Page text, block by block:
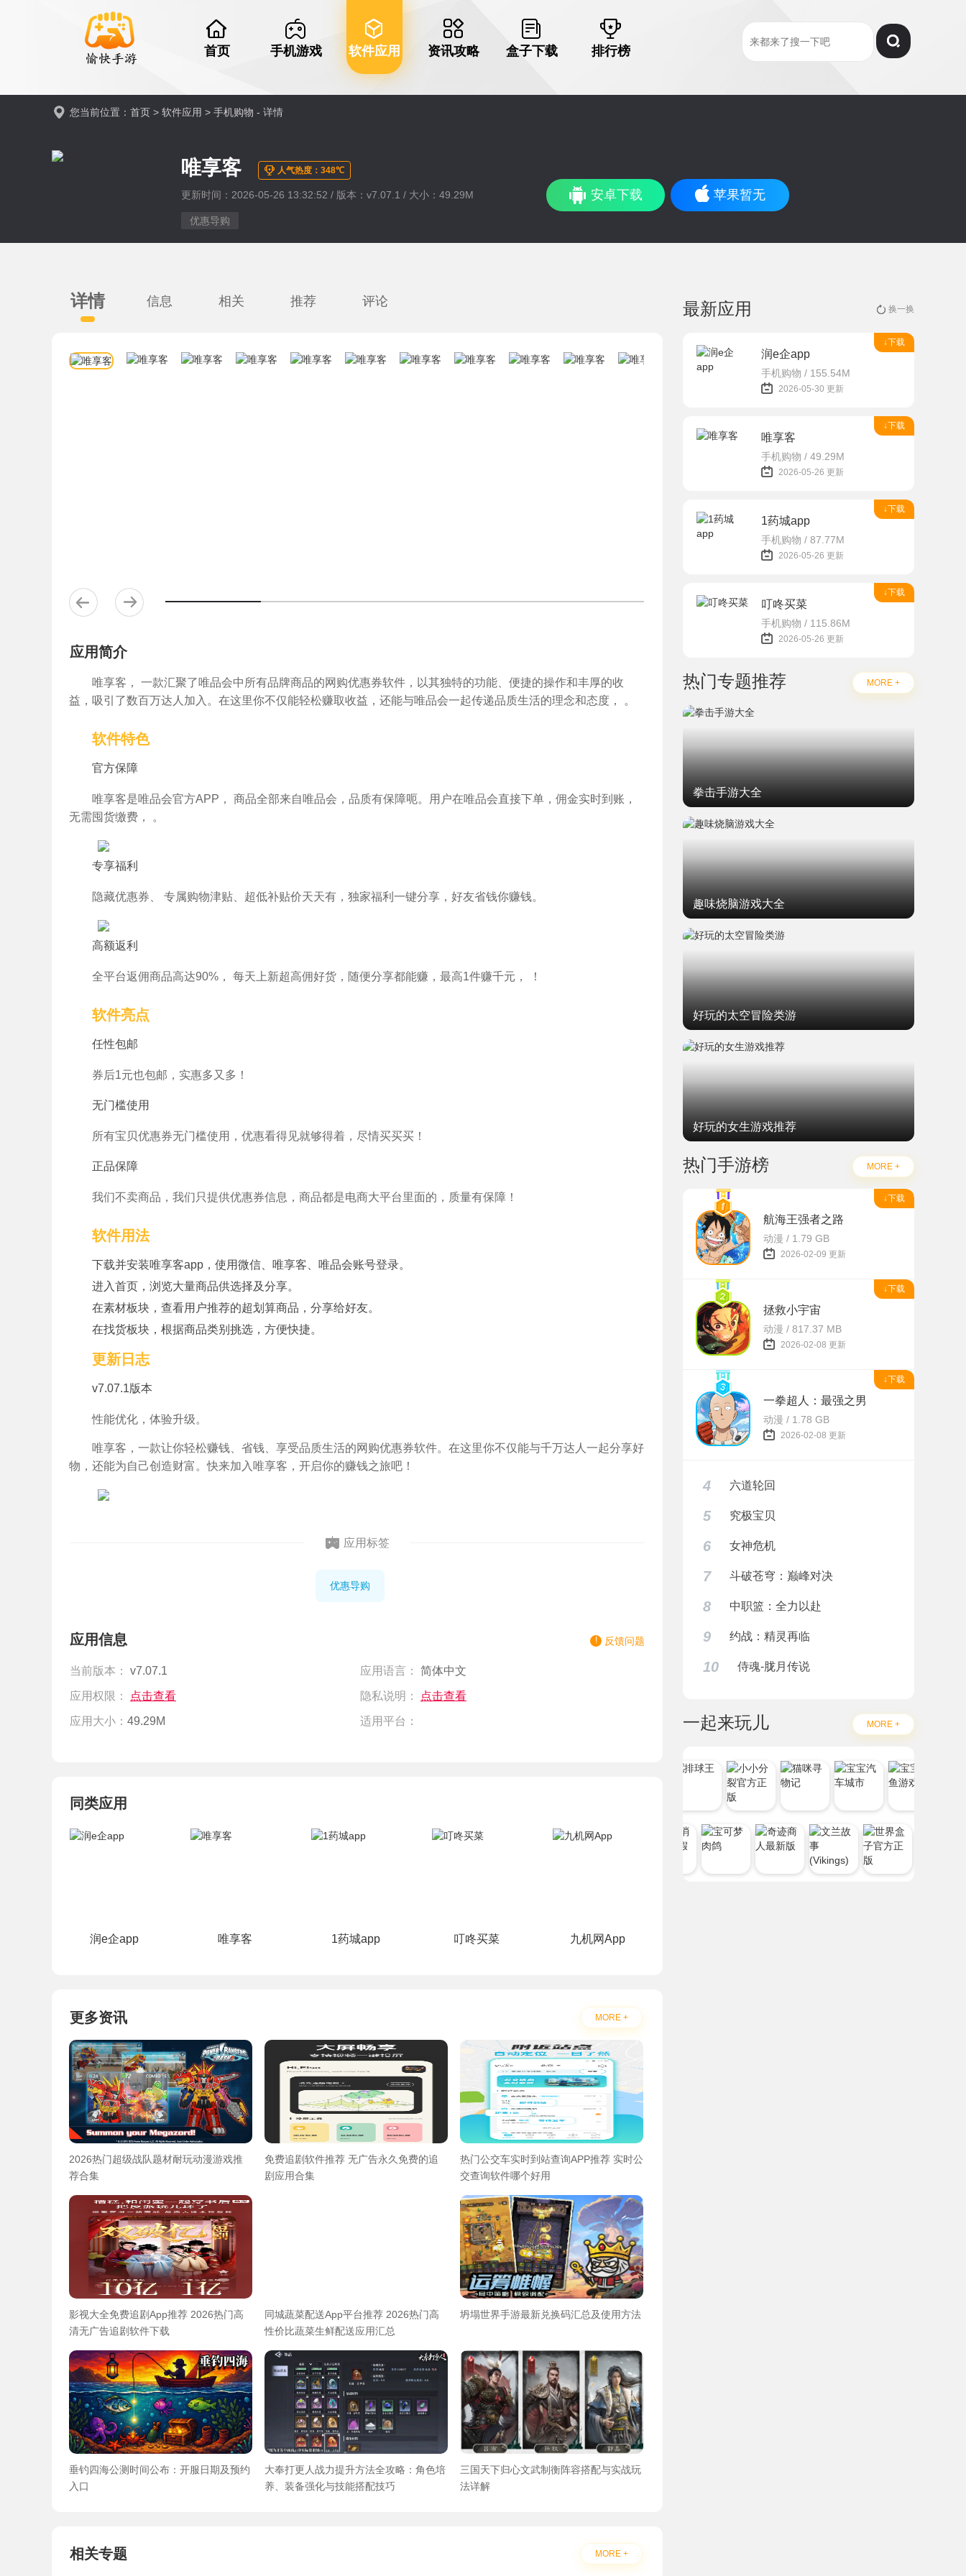
首页 手机游戏 软件应用 资讯攻略 盒子下载 排行榜
您当前位置： 首页 > 软件应用 > 手机购物 - 详情
唯享客 人气热度：348℃
更新时间：2026-05-26 13:32:52 / 版本：v7.07.1 / 大小：49.29M
优惠导购
安卓下载 苹果暂无
详情 信息 相关 推荐 评论
应用简介
唯享客， 一款汇聚了唯品会中所有品牌商品的网购优惠券软件，以其独特的功能、便捷的操作和丰厚的收
益，吸引了数百万达人加入。在这里你不仅能轻松赚取收益，还能与唯品会一起传递品质生活的理念和态度， 。
软件特色
官方保障
唯享客是唯品会官方APP， 商品全部来自唯品会，品质有保障呃。用户在唯品会直接下单，佣金实时到账，
无需囤货缴费， 。
专享福利
隐藏优惠券、 专属购物津贴、超低补贴价天天有，独家福利一键分享，好友省钱你赚钱。
高额返利
全平台返佣商品高达90%， 每天上新超高佣好货，随便分享都能赚，最高1件赚千元， ！
软件亮点
任性包邮
券后1元也包邮，实惠多又多！
无门槛使用
所有宝贝优惠券无门槛使用，优惠看得见就够得着，尽情买买买！
正品保障
我们不卖商品，我们只提供优惠券信息，商品都是电商大平台里面的，质量有保障！
软件用法
下载并安装唯享客app，使用微信、唯享客、唯品会账号登录。
进入首页，浏览大量商品供选择及分享。
在素材板块，查看用户推荐的超划算商品，分享给好友。
在找货板块，根据商品类别挑选，方便快捷。
更新日志
v7.07.1版本
性能优化，体验升级。
唯享客，一款让你轻松赚钱、省钱、享受品质生活的网购优惠券软件。在这里你不仅能与千万达人一起分享好
物，还能为自己创造财富。快来加入唯享客，开启你的赚钱之旅吧！
应用标签
优惠导购
应用信息 反馈问题
当前版本： v7.07.1 应用语言： 简体中文
应用权限： 点击查看 隐私说明： 点击查看
应用大小： 49.29M 适用平台：
同类应用
润e企app 唯享客 1药城app 叮咚买菜 九机网App
更多资讯 MORE +
2026热门超级战队题材耐玩动漫游戏推
荐合集
免费追剧软件推荐 无广告永久免费的追
剧应用合集
热门公交车实时到站查询APP推荐 实时公
交查询软件哪个好用
影视大全免费追剧App推荐 2026热门高
清无广告追剧软件下载
同城蔬菜配送App平台推荐 2026热门高
性价比蔬菜生鲜配送应用汇总
坍塌世界手游最新兑换码汇总及使用方法
垂钓四海公测时间公布：开服日期及预约
入口
大奉打更人战力提升方法全攻略：角色培
养、装备强化与技能搭配技巧
三国天下归心文武制衡阵容搭配与实战玩
法详解
相关专题 MORE +
最新应用 换一换
↓下载
润e企app
手机购物 / 155.54M
2026-05-30 更新
↓下载
唯享客
手机购物 / 49.29M
2026-05-26 更新
↓下载
1药城app
手机购物 / 87.77M
2026-05-26 更新
↓下载
叮咚买菜
手机购物 / 115.86M
2026-05-26 更新
热门专题推荐 MORE +
拳击手游大全
趣味烧脑游戏大全
好玩的太空冒险类游
好玩的女生游戏推荐
热门手游榜 MORE +
↓下载
航海王强者之路
动漫 / 1.79 GB
2026-02-09 更新
↓下载
拯救小宇宙
动漫 / 817.37 MB
2026-02-08 更新
↓下载
一拳超人：最强之男
动漫 / 1.78 GB
2026-02-08 更新
4 六道轮回
5 究极宝贝
6 女神危机
7 斗破苍穹：巅峰对决
8 中职篮：全力以赴
9 约战：精灵再临
10 侍魂-胧月传说
一起来玩儿 MORE +